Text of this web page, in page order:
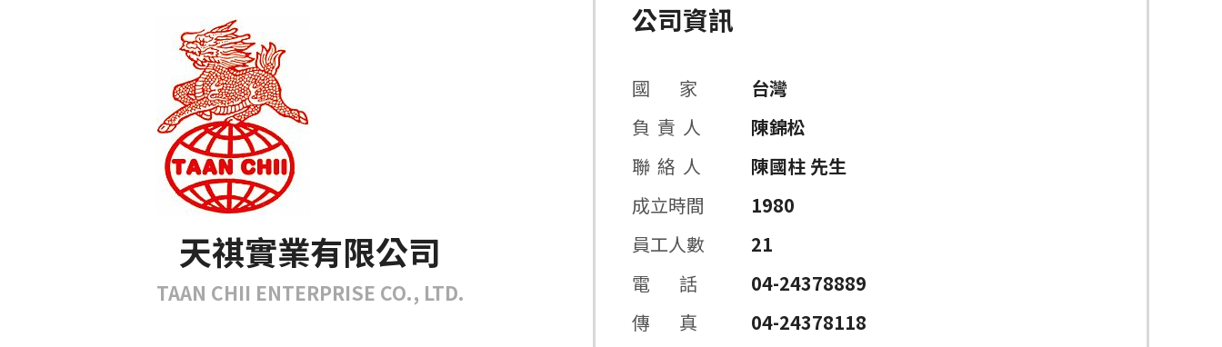
天祺實業有限公司
TAAN CHII ENTERPRISE CO., LTD.
公司資訊
國 家
台灣
負 責 人
陳錦松
聯 絡 人
陳國柱 先生
成立時間
1980
員工人數
21
電 話
04-24378889
傳 真
04-24378118